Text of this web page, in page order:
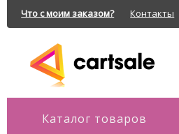
Что с моим заказом? Контакты
Каталог товаров